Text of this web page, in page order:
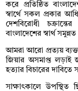
করে প্রতিষ্ঠিত
স্বার্থে সকল প্রকার
দেশবিরোধী
বাংলাদেশের স্বার্থ
আমরা আরো প্রত্যয় ব্যক্ত
জিয়ার অসমাপ্ত লড়াই
হত্যার বিচারের
সাক্ষাৎকালে